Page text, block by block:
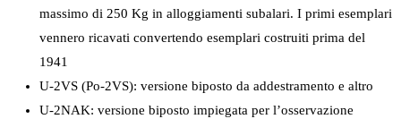
massimo di 250 Kg in alloggiamenti subalari. I primi esemplari
vennero ricavati convertendo esemplari costruiti prima del
1941
U-2VS (Po-2VS): versione biposto da addestramento e altro
U-2NAK: versione biposto impiegata per l’osservazione